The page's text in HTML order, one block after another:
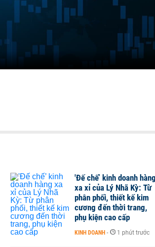
'Đế chế’ kinh doanh hàng
xa xỉ của Lý Nhã Kỳ: Từ
phân phối, thiết kế kim
cương đến thời trang,
phụ kiện cao cấp
KINH DOANH - 1 phút trước